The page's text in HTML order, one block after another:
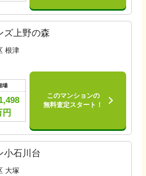
ズ上野の森
根津
場
円
このマンションの
無料査定スタート！
小石川台
大塚